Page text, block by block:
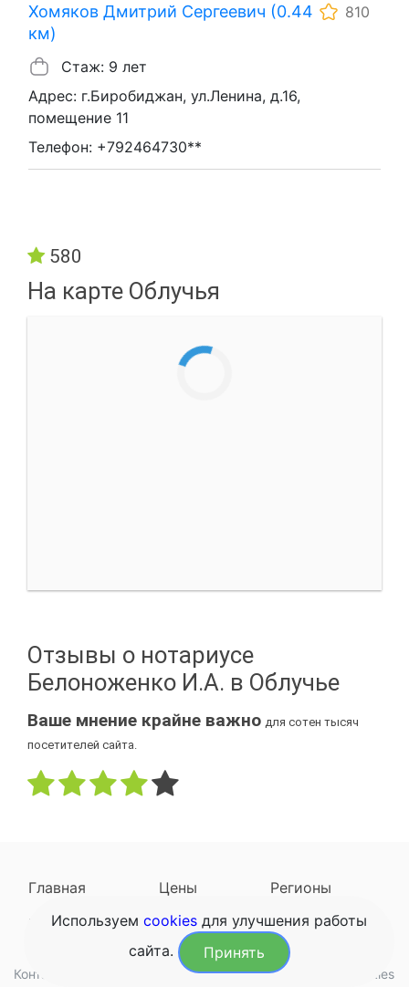
Хомяков Дмитрий Сергеевич (0.44
км)
810
Стаж: 9 лет
Адрес: г.Биробиджан, ул.Ленина, д.16,
помещение 11
Телефон: +792464730**
580
На карте Облучья
Отзывы о нотариусе
Белоноженко И.А. в Облучье
Ваше мнение крайне важно для сотен тысяч
посетителей сайта.
Главная Цены
Регионы
Наследодатели
Задать вопрос
Контакты Обработка данных Конфиденциальность Cookies
Используем cookies для улучшения работы
сайта.
Принять